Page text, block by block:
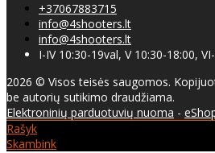
+37067883715
info@4shooters.lt
info@4shooters.lt
I-IV 10:30-19val, V 10:30-18:00,
2026 © Visos teisės saugomos.
be autorių sutikimo draudžiama.
Elektroninių parduotuvių nuoma -
Rašyk
Skambink